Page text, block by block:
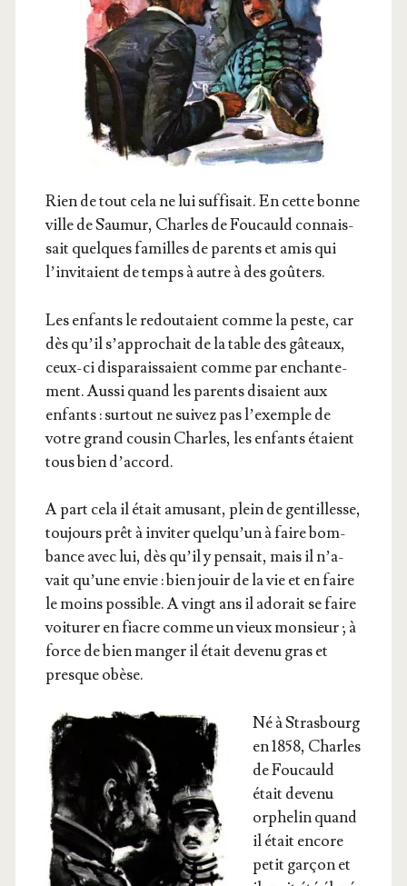
Rien de tout cela ne lui suf­fi­sait. En cette bonne
ville de Sau­mur, Charles de Fou­cauld connais­
sait quelques familles de parents et amis qui
l’in­vi­taient de temps à autre à des goûters.
Les enfants le redou­taient comme la peste, car
dès qu’il s’ap­pro­chait de la table des gâteaux,
ceux-ci dis­pa­rais­saient comme par enchan­te­
ment. Aus­si quand les parents disaient aux
enfants : sur­tout ne sui­vez pas l’exemple de
votre grand cou­sin Charles, les enfants étaient
tous bien d’accord.
A part cela il était amu­sant, plein de gen­tillesse,
tou­jours prêt à invi­ter quel­qu’un à faire bom­
bance avec lui, dès qu’il y pen­sait, mais il n’a­
vait qu’une envie : bien jouir de la vie et en faire
le moins pos­sible. A vingt ans il ado­rait se faire
voi­tu­rer en fiacre comme un vieux mon­sieur ; à
force de bien man­ger il était deve­nu gras et
presque obèse.
Né à Stras­bourg
en 1858, Charles
de Fou­cauld
était deve­nu
orphe­lin quand
il était encore
petit gar­çon et